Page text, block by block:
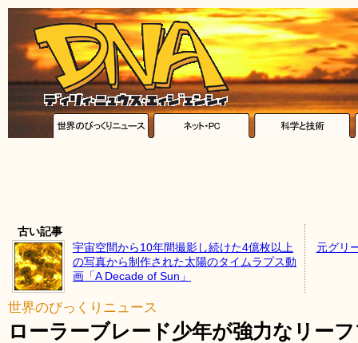
古い記事
宇宙空間から10年間撮影し続けた4億枚以上
の写真から制作された太陽のタイムラプス動
画「A Decade of Sun」
元グリ
世界のびっくりニュース
ローラーブレード少年が強力なリー